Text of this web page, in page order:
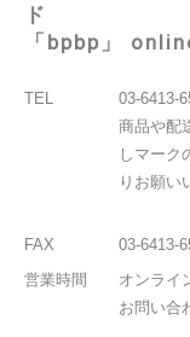
ド
「bpbp」
TEL
03-6413-
商品や配
しマーク
りお願い
FAX
03-6413-
営業時間
オンライ
お問い合